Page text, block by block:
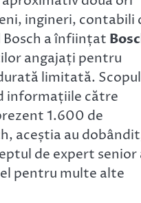
ingineri, contabili
Bosch a înființat
angajați pentru
limitată.
informațiile către
1.600 de
aceștia au
de expert senior
pentru multe alte